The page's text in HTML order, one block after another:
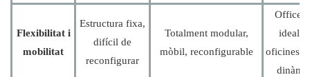
Flexibilitat i
mobilitat
Estructura fixa,
difícil de
reconfigurar
Totalment modular,
mòbil, reconfigurable
Office
ideal
oficines